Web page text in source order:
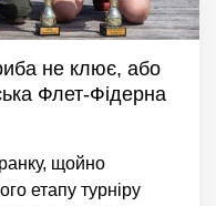
не клює, або
Флет-Фідерна
щойно
етапу турніру